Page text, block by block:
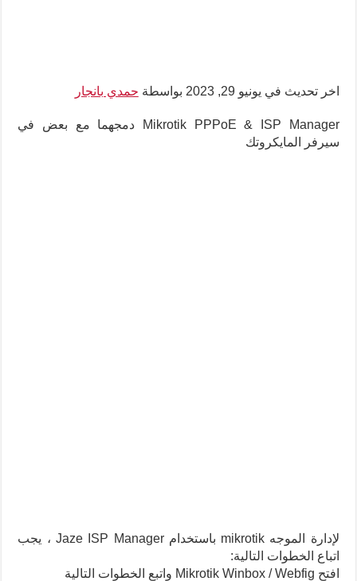
اخر تحديث في يونيو 29, 2023 بواسطة حمدي بانجار
Mikrotik PPPoE & ISP Manager دمجهما مع بعض في
سيرفر المايكروتك
لإدارة الموجه mikrotik باستخدام Jaze ISP Manager ، يجب
اتباع الخطوات التالية:
افتح Mikrotik Winbox / Webfig
واتبع الخطوات التالية